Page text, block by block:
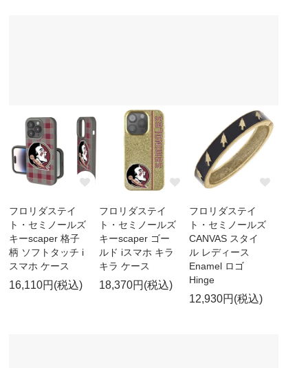
フロリダステイ
ト・セミノールズ
キーscaper 格子
柄 ソフトタッチ i
スマホ ケース
16,110円(税込)
フロリダステイ
ト・セミノールズ
キーscaper ゴー
ルド iスマホ キラ
キラ ケース
18,370円(税込)
フロリダステイ
ト・セミノールズ
CANVAS スタイ
ル レディース
Enamel ロゴ
Hinge
12,930円(税込)